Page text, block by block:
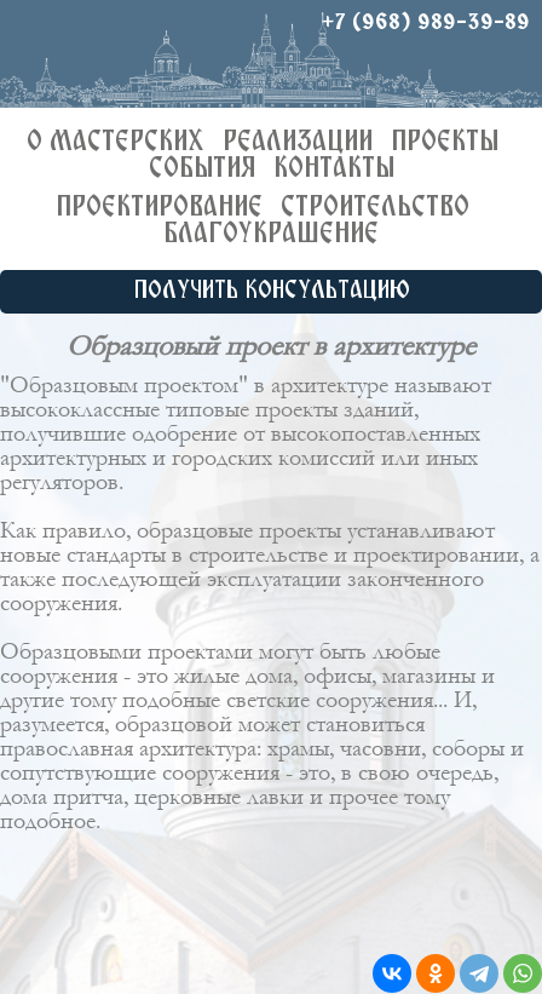
+7 (968) 989-39-89
О МАСТЕРСКИХ РЕАЛИЗАЦИИ
ПРОЕКТЫ
СОБЫТИЯ
КОНТАКТЫ
ПРОЕКТИРОВАНИЕ
СТРОИТЕЛЬСТВО
БЛАГОУКРАШЕНИЕ
ПОЛУЧИТЬ КОНСУЛЬТАЦИЮ
Образцовый проект в архитектуре
"Образцовым проектом" в архитектуре называют
высококлассные типовые проекты зданий,
получившие одобрение от высокопоставленных
архитектурных и городских комиссий или иных
регуляторов.
Как правило, образцовые проекты устанавливают
новые стандарты в строительстве и проектировании, а
также последующей эксплуатации законченного
сооружения.
Образцовыми проектами могут быть любые
сооружения - это жилые дома, офисы, магазины и
другие тому подобные светские сооружения... И,
разумеется, образцовой может становиться
православная архитектура: храмы, часовни, соборы и
сопутствующие сооружения - это, в свою очередь,
дома притча, церковные лавки и прочее тому
подобное.